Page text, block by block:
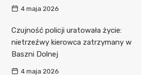
4 maja 2026
Czujność policji uratowała życie:
nietrzeźwy kierowca zatrzymany w
Baszni Dolnej
4 maja 2026